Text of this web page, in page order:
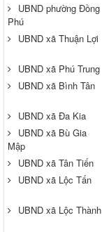
UBND phường Đồng
Phú
UBND xã Thuận Lợi
UBND xã Phú Trung
UBND xã Bình Tân
UBND xã Đa Kia
UBND xã Bù Gia
Mập
UBND xã Tân Tiến
UBND xã Lộc Tấn
UBND xã Lộc Thành